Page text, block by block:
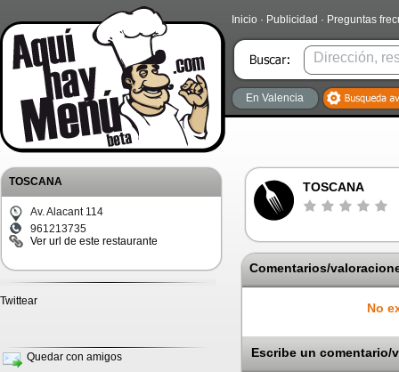
Inicio · Publicidad · Preguntas
En Valencia
TOSCANA
Av. Alacant 114
961213735
Ver url de este restaurante
Twittear
Quedar con amigos
TOSCANA
Comentarios/
No
Escribe un comentario/